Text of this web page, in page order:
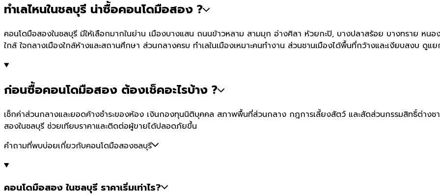
ทำเลไหนในชลบุรี น่าซื้อคอนโดมือสอง ?
คอนโดมือสองในชลบุรี มีให้เลือกมากในย่าน เมืองบางแสน ถนนข้าวหลาม สามมุก อ่างศิลา ห้วยกะปิ, บางปลาสร้อย บางทราย หน
ใกล้ ใจกลางเมืองใกล้ห้างและสถานศึกษา ส่วนกลางครบ ทำเลในเมืองเหมาะคนทำงาน ส่วนชานเมืองได้พื้นที่กว้างและเงียบสงบ ดู
ก่อนซื้อคอนโดมือสอง ต้องเช็คอะไรบ้าง ?
เช็กค่าส่วนกลางและยอดค้างชำระของห้อง เงินกองทุนนิติบุคคล สภาพพื้นที่ส่วนกลาง กฎการเลี้ยงสัตว์ และสัดส่วนกรรมสิทธิ์ต่าง
สองในชลบุรี ช่วยเทียบราคาและติดต่อผู้ขายได้ปลอดภัยขึ้น
คำถามที่พบบ่อยเกี่ยวกับคอนโดมือสองชลบุรี
คอนโดมือสอง ในชลบุรี ราคาเริ่มเท่าไร?